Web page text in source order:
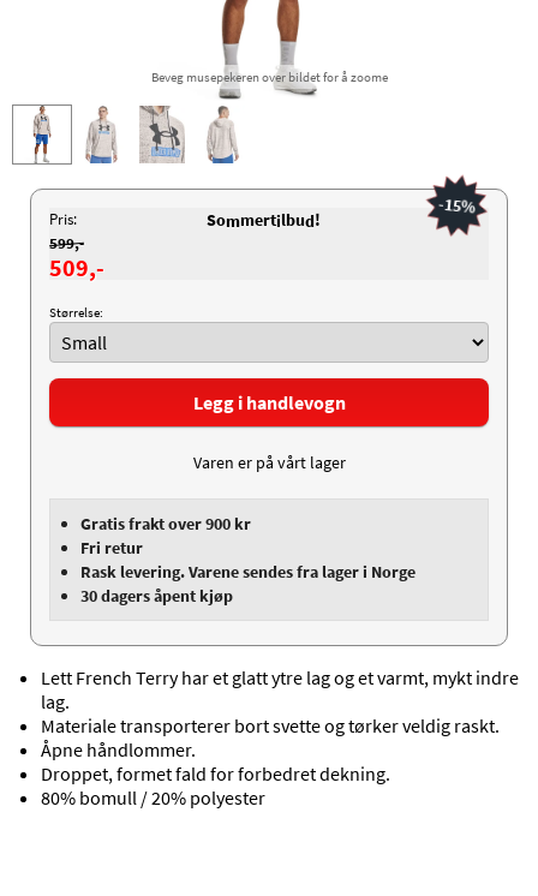
Beveg musepekeren over bildet for å zoome
Pris: Sommertilbud!
599,-
509,-
-15%
Størrelse:
Legg i handlevogn
Varen er på vårt lager
Gratis frakt over 900 kr
Fri retur
Rask levering. Varene sendes fra lager i Norge
30 dagers åpent kjøp
Lett French Terry har et glatt ytre lag og et varmt, mykt indre
lag.
Materiale transporterer bort svette og tørker veldig raskt.
Åpne håndlommer.
Droppet, formet fald for forbedret dekning.
80% bomull / 20% polyester